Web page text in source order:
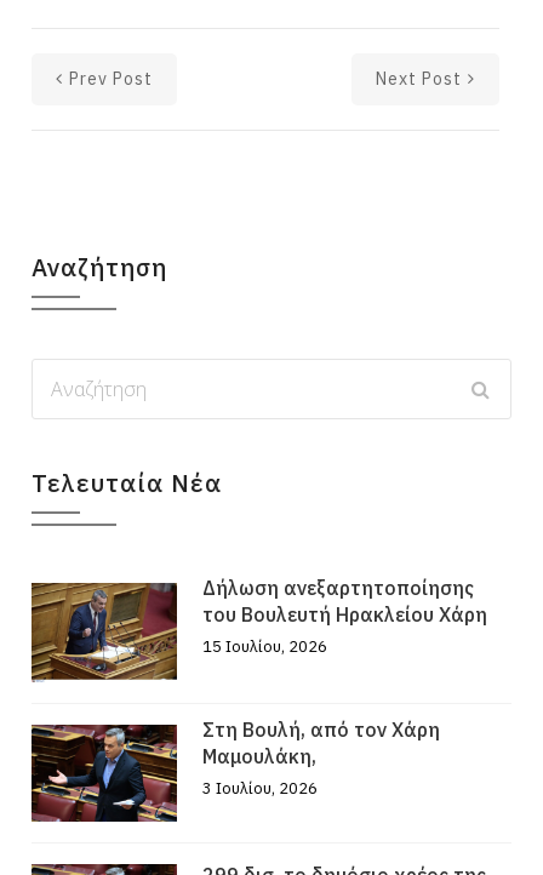
Prev Post Next Post
Αναζήτηση
Τελευταία Νέα
Δήλωση ανεξαρτητοποίησης
του Βουλευτή Ηρακλείου Χάρη
15 Ιουλίου, 2026
Στη Βουλή, από τον Χάρη
Μαμουλάκη,
3 Ιουλίου, 2026